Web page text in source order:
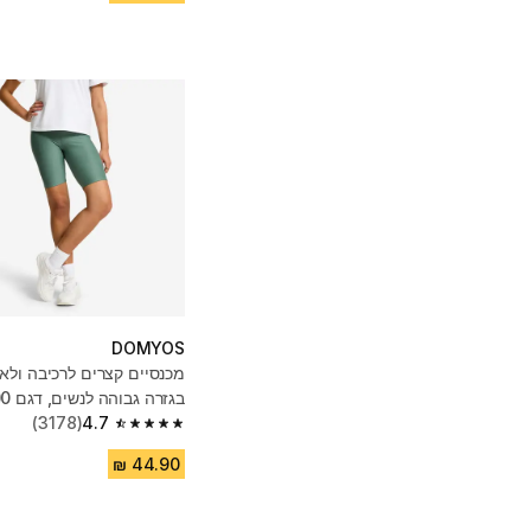
DOMYOS
מכנסיים קצרים לרכיבה
בגזרה גבוהה לנשים, דגם FST 100 - ירוק
4.7
4.7 out of 5 stars from 3178 reviews
(3178)